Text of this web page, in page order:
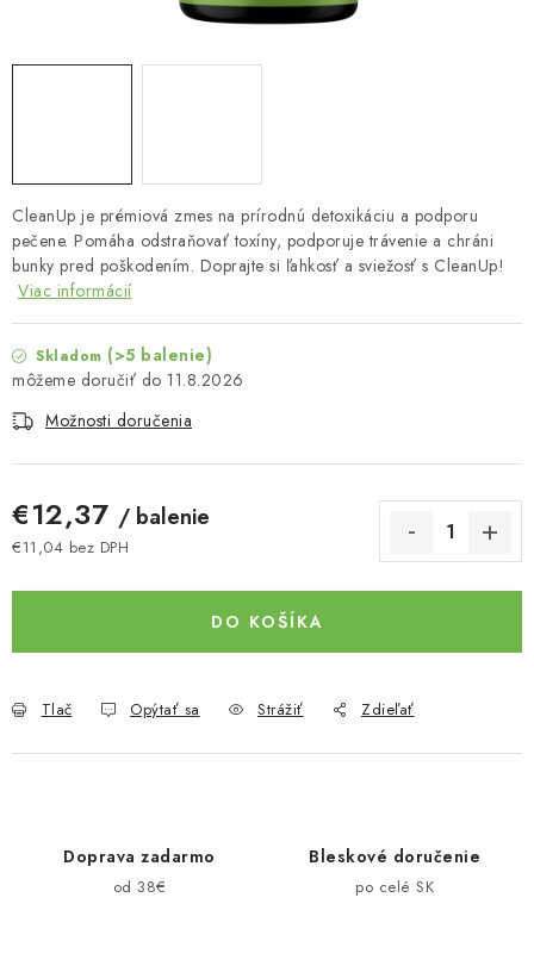
Recenzie
Vernostný program
Prečo Botanic?
Kontakty
CleanUp je prémiová zmes na prírodnú detoxikáciu a podporu
pečene. Pomáha odstraňovať toxíny, podporuje trávenie a chráni
bunky pred poškodením. Doprajte si ľahkosť a sviežosť s CleanUp!
Viac informácií
Skladom (>5 balenie)
11.8.2026
Možnosti doručenia
€12,37 / balenie
€11,04 bez DPH
DO KOŠÍKA
Tlač Opýtať sa Strážiť Zdieľať
Doprava zadarmo
od 38€
Bleskové doručenie
po celé SK